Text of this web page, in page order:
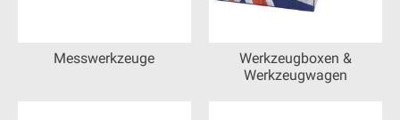
Messwerkzeuge
Werkzeugboxen &
Werkzeugwagen